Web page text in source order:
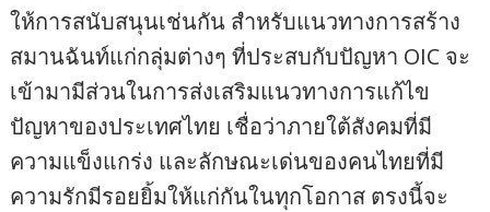
ให้การสนับสนุนเช่นกัน สำหรับแนวทางการสร้าง
สมานฉันท์แก่กลุ่มต่างๆ ที่ประสบกับปัญหา OIC จะ
เข้ามามีส่วนในการส่งเสริมแนวทางการแก้ไข
ปัญหาของประเทศไทย เชื่อว่าภายใต้สังคมที่มี
ความแข็งแกร่ง และลักษณะเด่นของคนไทยที่มี
ความรักมีรอยยิ้มให้แก่กันในทุกโอกาส ตรงนี้จะ